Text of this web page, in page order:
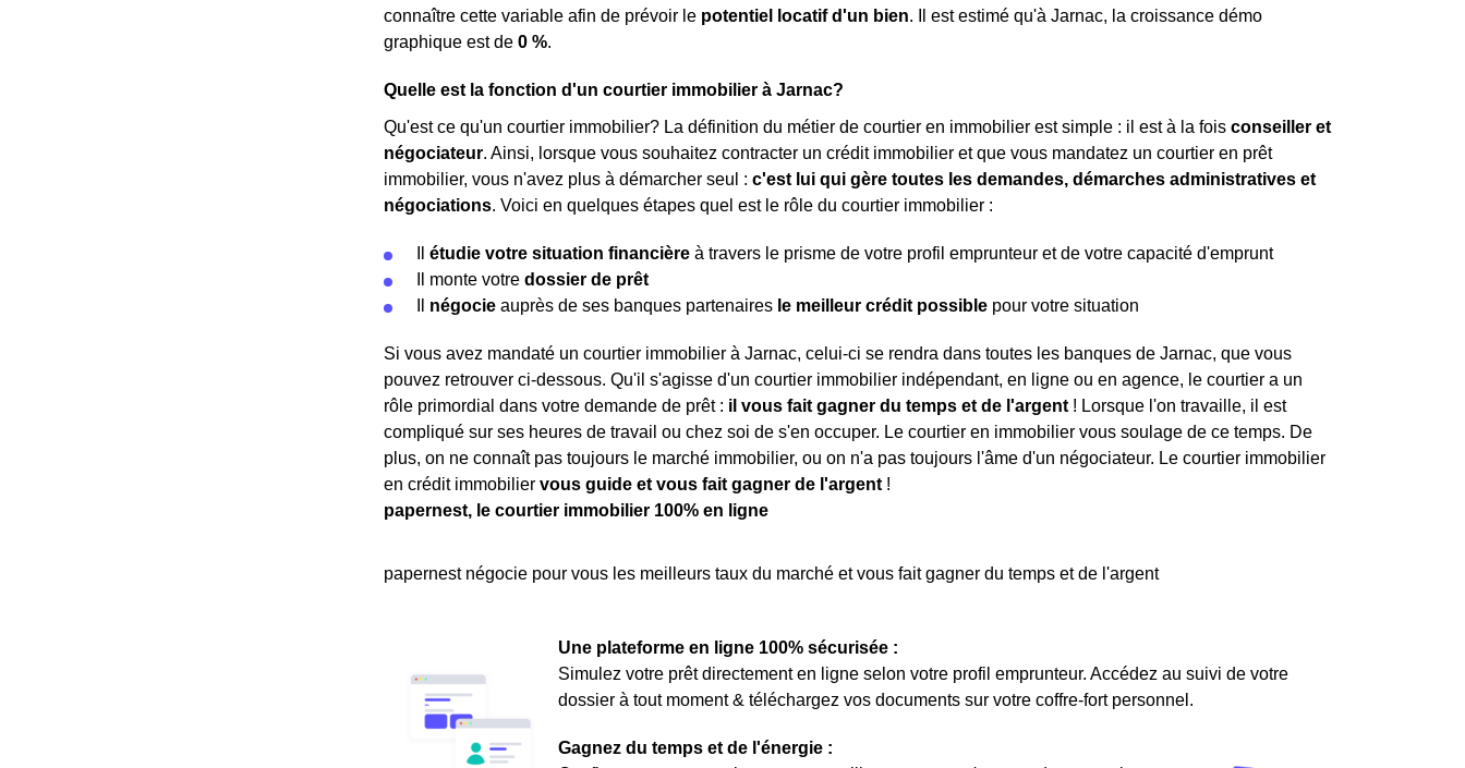
connaître cette variable afin de prévoir le potentiel locatif d'un bien. Il est estimé qu'à Jarnac, la croissance démo
graphique est de 0 %.
Quelle est la fonction d'un courtier immobilier à Jarnac?
Qu'est ce qu'un courtier immobilier? La définition du métier de courtier en immobilier est simple : il est à la fois conseiller et
négociateur. Ainsi, lorsque vous souhaitez contracter un crédit immobilier et que vous mandatez un courtier en prêt
immobilier, vous n'avez plus à démarcher seul : c'est lui qui gère toutes les demandes, démarches administratives et
négociations. Voici en quelques étapes quel est le rôle du courtier immobilier :
étudie votre situation financière à travers le prisme de votre profil emprunteur et de votre capacité d'emprunt
Il monte votre dossier de prêt
négocie auprès de ses banques partenaires le meilleur crédit possible pour votre situation
Si vous avez mandaté un courtier immobilier à Jarnac, celui-ci se rendra dans toutes les banques de Jarnac, que vous
pouvez retrouver ci-dessous. Qu'il s'agisse d'un courtier immobilier indépendant, en ligne ou en agence, le courtier a un
rôle primordial dans votre demande de prêt : il vous fait gagner du temps et de l'argent ! Lorsque l'on travaille, il est
compliqué sur ses heures de travail ou chez soi de s'en occuper. Le courtier en immobilier vous soulage de ce temps. De
plus, on ne connaît pas toujours le marché immobilier, ou on n'a pas toujours l'âme d'un négociateur. Le courtier immobilier
en crédit immobilier vous guide et vous fait gagner de l'argent !
papernest, le courtier immobilier 100% en ligne
papernest négocie pour vous les meilleurs taux du marché et vous fait gagner du temps et de l'argent
Une plateforme en ligne 100% sécurisée :
Simulez votre prêt directement en ligne selon votre profil emprunteur. Accédez au suivi de votre
dossier à tout moment & téléchargez vos documents sur votre coffre-fort personnel.
Gagnez du temps et de l'énergie :